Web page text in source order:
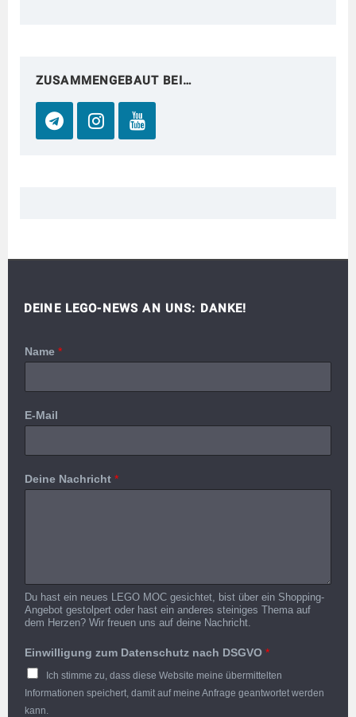
ZUSAMMENGEBAUT BEI…
DEINE LEGO-NEWS AN UNS: DANKE!
Name *
E-Mail
Deine Nachricht *
Du hast ein neues LEGO MOC gesichtet, bist über ein Shopping-
Angebot gestolpert oder hast ein anderes steiniges Thema auf
dem Herzen? Wir freuen uns auf deine Nachricht.
Einwilligung zum Datenschutz nach DSGVO *
Ich stimme zu, dass diese Website meine übermittelten
Informationen speichert, damit auf meine Anfrage geantwortet werden
kann.